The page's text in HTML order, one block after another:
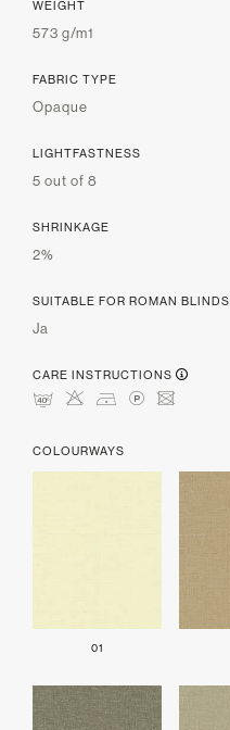
WEIGHT
573 g/m1
FABRIC TYPE
Opaque
LIGHTFASTNESS
5 out of 8
SHRINKAGE
2%
SUITABLE FOR ROMAN BLINDS
Ja
CARE INSTRUCTIONS
nHDLU
COLOURWAYS
01